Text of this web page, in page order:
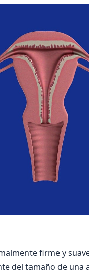
firme y
del tamaño de una